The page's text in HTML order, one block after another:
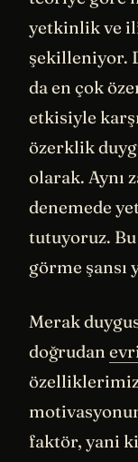
yetkinlik ve
şekilleniyor.
da en çok
etkisiyle
özerklik
olarak. Aynı
denemede
tutuyoruz. Bu
görme şansı
Merak
doğrudan
faktör, yani